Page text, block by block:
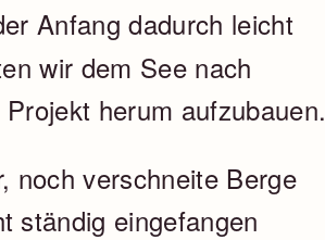
Anfang dadurch leicht
wir dem See nach
herum aufzubauen.
noch verschneite Berge
ständig eingefangen